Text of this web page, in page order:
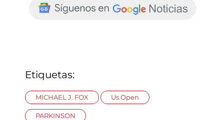
Etiquetas:
MICHAEL J. FOX Us Open
PARKINSON